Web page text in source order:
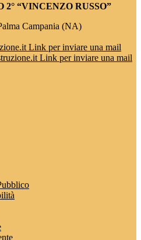
“VINCENZO RUSSO”
Campania (NA)
Link per inviare una mail
Link per inviare una mail